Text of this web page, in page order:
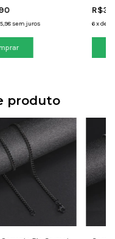
sem juros 6xde
produto